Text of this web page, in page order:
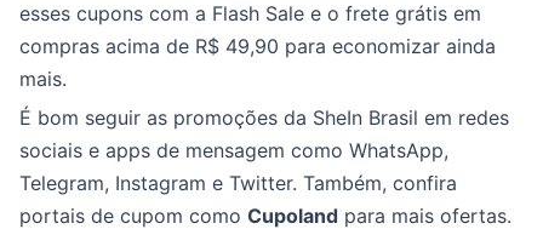
esses cupons com a Flash Sale e o frete grátis em
compras acima de R$ 49,90 para economizar ainda
mais.
É bom seguir as promoções da SheIn Brasil em redes
sociais e apps de mensagem como WhatsApp,
Telegram, Instagram e Twitter. Também, confira
portais de cupom como Cupoland para mais ofertas.